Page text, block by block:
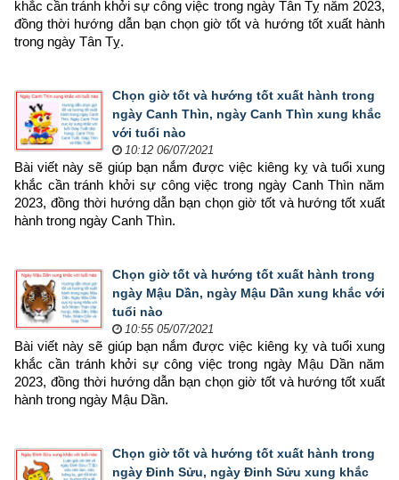
khắc cần tránh khởi sự công việc trong ngày Tân Tỵ năm 2023,
đồng thời hướng dẫn bạn chọn giờ tốt và hướng tốt xuất hành
trong ngày Tân Tỵ.
Chọn giờ tốt và hướng tốt xuất hành trong
ngày Canh Thìn, ngày Canh Thìn xung khắc
với tuổi nào
10:12 06/07/2021
Bài viết này sẽ giúp bạn nắm được việc kiêng kỵ và tuổi xung
khắc cần tránh khởi sự công việc trong ngày Canh Thìn năm
2023, đồng thời hướng dẫn bạn chọn giờ tốt và hướng tốt xuất
hành trong ngày Canh Thìn.
Chọn giờ tốt và hướng tốt xuất hành trong
ngày Mậu Dần, ngày Mậu Dần xung khắc với
tuổi nào
10:55 05/07/2021
Bài viết này sẽ giúp bạn nắm được việc kiêng kỵ và tuổi xung
khắc cần tránh khởi sự công việc trong ngày Mậu Dần năm
2023, đồng thời hướng dẫn bạn chọn giờ tốt và hướng tốt xuất
hành trong ngày Mậu Dần.
Chọn giờ tốt và hướng tốt xuất hành trong
ngày Đinh Sửu, ngày Đinh Sửu xung khắc